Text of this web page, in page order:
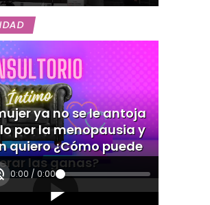
ya no se le antoja
por la menopausia y
quiero ¿Cómo puede
las ganas?
0:00 / 0:00